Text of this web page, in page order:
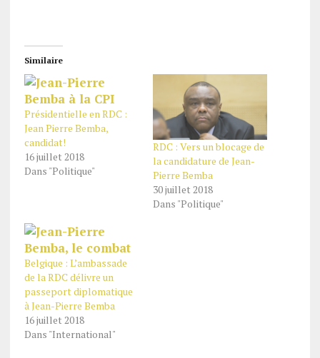
Similaire
Présidentielle en RDC :
Jean Pierre Bemba,
candidat!
16 juillet 2018
Dans "Politique"
RDC : Vers un blocage de
la candidature de Jean-
Pierre Bemba
30 juillet 2018
Dans "Politique"
Belgique : L’ambassade
de la RDC délivre un
passeport diplomatique
à Jean-Pierre Bemba
16 juillet 2018
Dans "International"